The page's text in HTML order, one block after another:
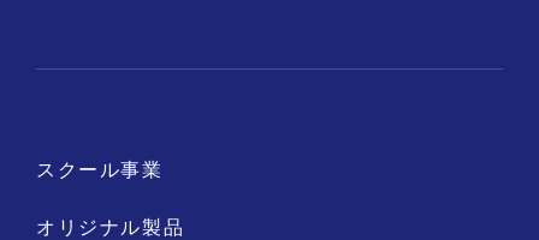
スクール事業
オリジナル製品